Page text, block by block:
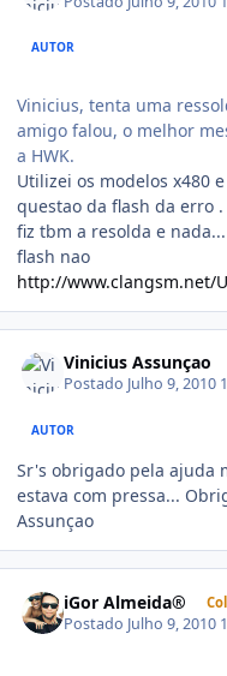
AUTOR
Vinicius, tenta uma
amigo falou, o melhor
a HWK.
Utilizei os modelos x480
questao da flash da erro .
fiz tbm a resolda e
flash nao
http://www.clangsm.net/
Vinicius Assunçao
Postado Julho 9, 2010
AUTOR
Sr's obrigado pela ajuda
estava com pressa...
Assunçao
iGor Almeida®
Postado Julho 9, 2010